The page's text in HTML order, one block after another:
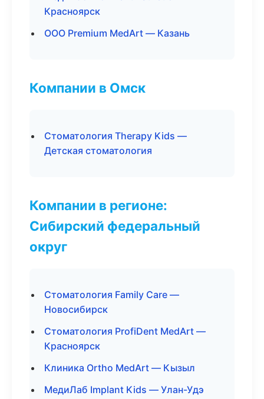
Красноярск
ООО Premium MedArt — Казань
Компании в Омск
Стоматология Therapy Kids —
Детская стоматология
Компании в регионе:
Сибирский федеральный
округ
Стоматология Family Care —
Новосибирск
Стоматология ProfiDent MedArt —
Красноярск
Клиника Ortho MedArt — Кызыл
МедиЛаб Implant Kids — Улан-Удэ